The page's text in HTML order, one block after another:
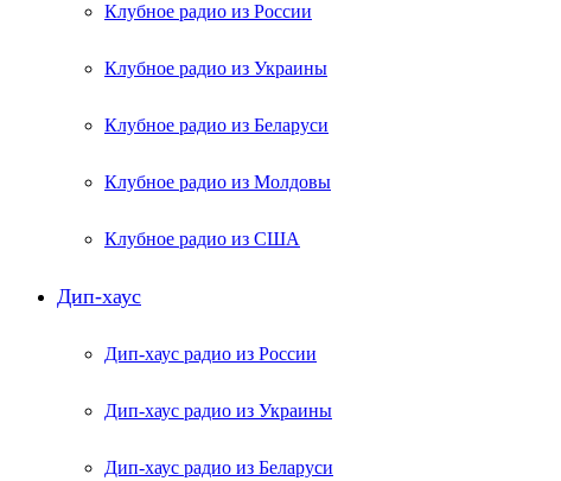
Клубное радио из России
Клубное радио из Украины
Клубное радио из Беларуси
Клубное радио из Молдовы
Клубное радио из США
Дип-хаус
Дип-хаус радио из России
Дип-хаус радио из Украины
Дип-хаус радио из Беларуси